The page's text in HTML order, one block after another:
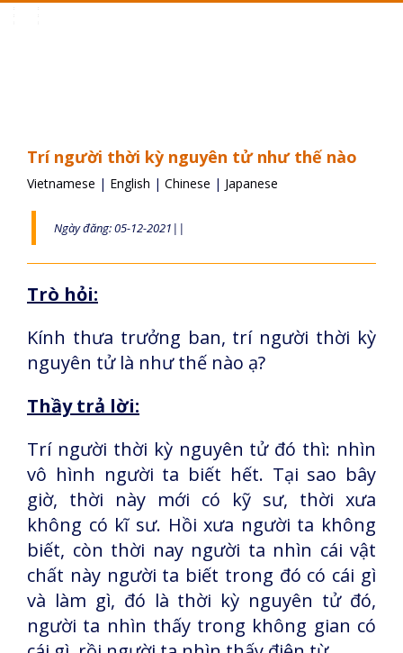
Trí người thời kỳ nguyên tử như thế nào
Vietnamese | English | Chinese | Japanese
Ngày đăng: 05-12-2021||
Trò hỏi:
Kính thưa trưởng ban, trí người thời kỳ
nguyên tử là như thế nào ạ?
Thầy trả lời:
Trí người thời kỳ nguyên tử đó thì: nhìn
vô hình người ta biết hết. Tại sao bây
giờ, thời này mới có kỹ sư, thời xưa
không có kĩ sư. Hồi xưa người ta không
biết, còn thời nay người ta nhìn cái vật
chất này người ta biết trong đó có cái gì
và làm gì, đó là thời kỳ nguyên tử đó,
người ta nhìn thấy trong không gian có